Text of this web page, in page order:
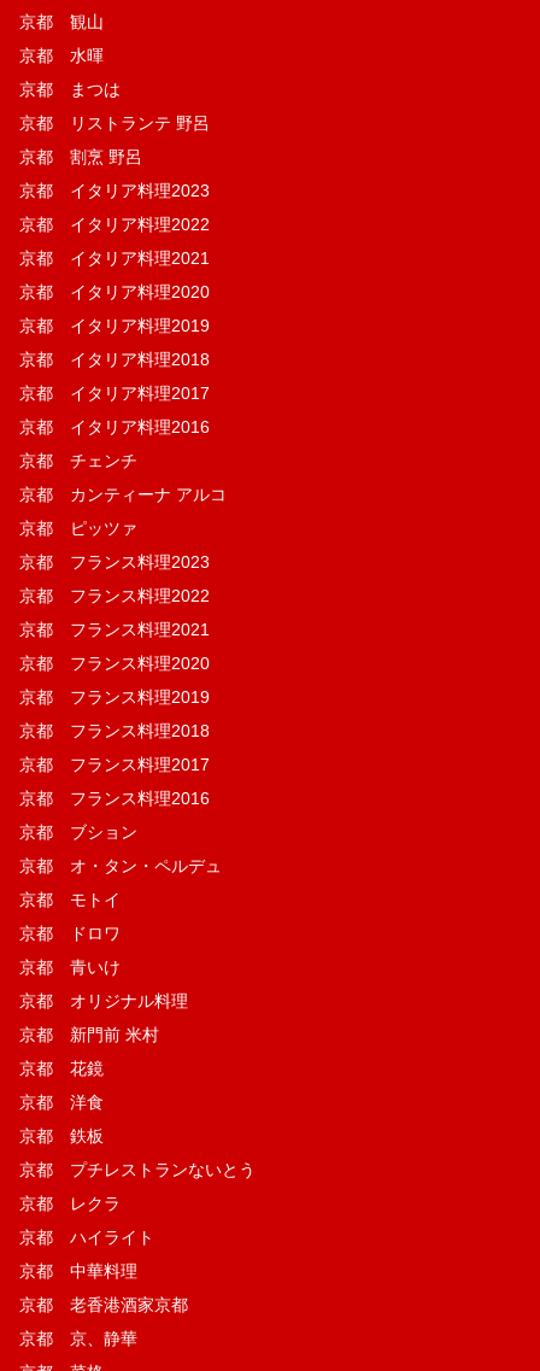
京都 観山
京都 水暉
京都 まつは
京都 リストランテ 野呂
京都 割烹 野呂
京都 イタリア料理2023
京都 イタリア料理2022
京都 イタリア料理2021
京都 イタリア料理2020
京都 イタリア料理2019
京都 イタリア料理2018
京都 イタリア料理2017
京都 イタリア料理2016
京都 チェンチ
京都 カンティーナ アルコ
京都 ピッツァ
京都 フランス料理2023
京都 フランス料理2022
京都 フランス料理2021
京都 フランス料理2020
京都 フランス料理2019
京都 フランス料理2018
京都 フランス料理2017
京都 フランス料理2016
京都 ブション
京都 オ・タン・ペルデュ
京都 モトイ
京都 ドロワ
京都 青いけ
京都 オリジナル料理
京都 新門前 米村
京都 花鏡
京都 洋食
京都 鉄板
京都 プチレストランないとう
京都 レクラ
京都 ハイライト
京都 中華料理
京都 老香港酒家京都
京都 京、静華